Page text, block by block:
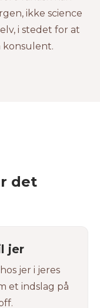
ikke science
i stedet for at
det
jer
jer i jeres
et indslag på